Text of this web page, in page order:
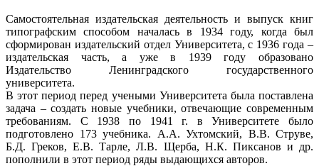
Самостоятельная издательская деятельность и выпуск книг
типографским способом началась в 1934 году, когда был
сформирован издательский отдел Университета, с 1936 года –
издательская часть, а уже в 1939 году образовано
Издательство Ленинградского государственного
университета.
В этот период перед учеными Университета была поставлена
задача – создать новые учебники, отвечающие современным
требованиям. С 1938 по 1941 г. в Университете было
подготовлено 173 учебника. А.А. Ухтомский, В.В. Струве,
Б.Д. Греков, Е.В. Тарле, Л.В. Щерба, Н.К. Пиксанов и др.
пополнили в этот период ряды выдающихся авторов.